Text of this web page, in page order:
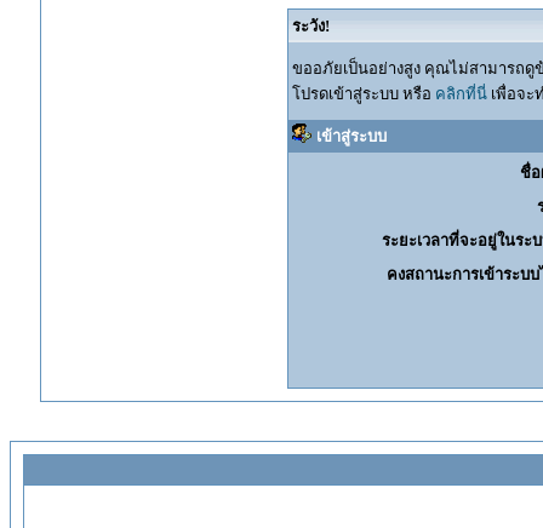
ระวัง!
ขออภัยเป็นอย่างสูง คุณไม่สามารถ
โปรดเข้าสู่ระบบ หรือ คลิกที่นี่เพื่อจะ
เข้าสู่ระบบ
ชื่อ
ระยะเวลาที่จะอยู่ในระ
คงสถานะการเข้าระบ